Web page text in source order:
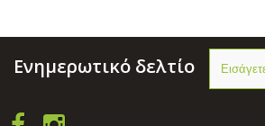
Ενημερωτικό δελτίο